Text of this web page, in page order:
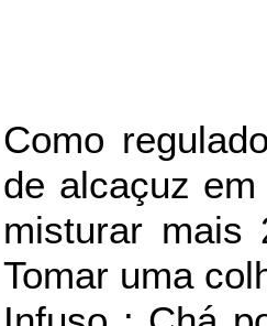
Como
de alcaçuz
misturar mais
Tomar uma